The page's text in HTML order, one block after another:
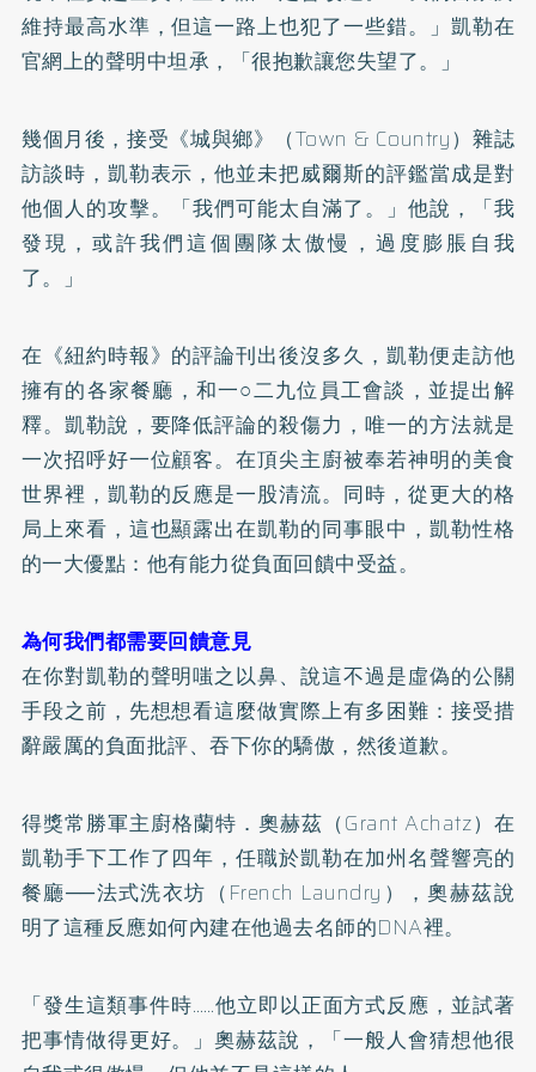
維持最高水準，但這一路上也犯了一些錯。」凱勒在
官網上的聲明中坦承，「很抱歉讓您失望了。」
幾個月後，接受《城與鄉》（Town & Country）雜誌
訪談時，凱勒表示，他並未把威爾斯的評鑑當成是對
他個人的攻擊。「我們可能太自滿了。」他說，「我
發現，或許我們這個團隊太傲慢，過度膨脹自我
了。」
在《紐約時報》的評論刊出後沒多久，凱勒便走訪他
擁有的各家餐廳，和一○二九位員工會談，並提出解
釋。凱勒說，要降低評論的殺傷力，唯一的方法就是
一次招呼好一位顧客。在頂尖主廚被奉若神明的美食
世界裡，凱勒的反應是一股清流。同時，從更大的格
局上來看，這也顯露出在凱勒的同事眼中，凱勒性格
的一大優點：他有能力從負面回饋中受益。
為何我們都需要回饋意見
在你對凱勒的聲明嗤之以鼻、說這不過是虛偽的公關
手段之前，先想想看這麼做實際上有多困難：接受措
辭嚴厲的負面批評、吞下你的驕傲，然後道歉。
得獎常勝軍主廚格蘭特．奧赫茲（Grant Achatz）在
凱勒手下工作了四年，任職於凱勒在加州名聲響亮的
餐廳──法式洗衣坊（French Laundry），奧赫茲說
明了這種反應如何內建在他過去名師的DNA裡。
「發生這類事件時……他立即以正面方式反應，並試著
把事情做得更好。」奧赫茲說，「一般人會猜想他很